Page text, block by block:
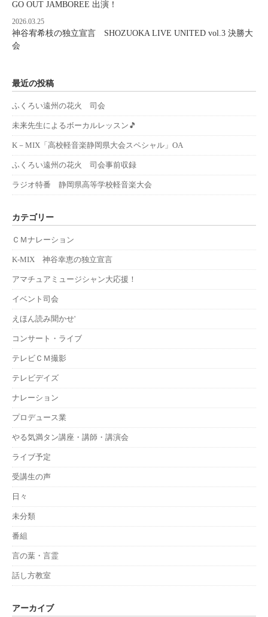
GO OUT JAMBOREE 出演！
2026.03.25
神谷宥希枝の独立宣言 SHOZUOKA LIVE UNITED vol.3 決勝大
会
最近の投稿
ふくろい遠州の花火 司会
未来先生によるボーカルレッスン🎵
K－MIX「高校軽音楽静岡県大会スペシャル」OA
ふくろい遠州の花火 司会事前収録
ラジオ特番 静岡県高等学校軽音楽大会
カテゴリー
ＣＭナレーション
K-MIX 神谷幸恵の独立宣言
アマチュアミュージシャン大応援！
イベント司会
えほん読み聞かせ'
コンサート・ライブ
テレビＣＭ撮影
テレビデイズ
ナレーション
プロデュース業
やる気満タン講座・講師・講演会
ライブ予定
受講生の声
日々
未分類
番組
言の葉・言霊
話し方教室
アーカイブ